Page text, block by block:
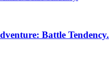
Battle Tendency.